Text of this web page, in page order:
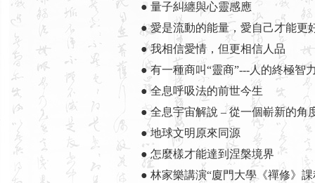
● 量子糾纏與心靈感應
● 愛是流動的能量，愛自己才能更
● 我相信愛情，但更相信人品
● 有一種商叫“靈商”---人的終極智
● 全息呼吸法的前世今生
● 全息宇宙解說 – 從一個嶄新的角
● 地球文明原來同源
● 怎麼樣才能達到涅槃境界
● 林家樂講演“廈門大學《禪修》課